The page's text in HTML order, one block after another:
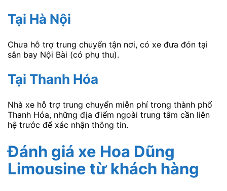
Tại Hà Nội
Chưa hỗ trợ trung chuyển tận nơi, có xe đưa đón tại
sân bay Nội Bài (có phụ thu).
Tại Thanh Hóa
Nhà xe hỗ trợ trung chuyển miễn phí trong thành phố
Thanh Hóa, những địa điểm ngoài trung tâm cần liên
hệ trước để xác nhận thông tin.
Đánh giá xe Hoa Dũng
Limousine từ khách hàng